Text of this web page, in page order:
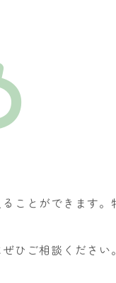
ことができます
ひご相談ください